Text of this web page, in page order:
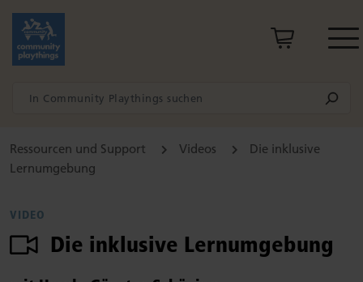
Ressourcen und Support Videos
Die inklusive
Lernumgebung
VIDEO
Die inklusive Lernumgebung